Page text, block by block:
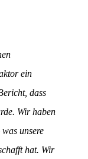
ein
dass
Wir haben
unsere
hat. Wir